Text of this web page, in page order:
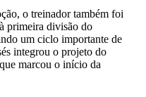
o treinador também foi
primeira divisão do
um ciclo importante de
integrou o projeto do
marcou o início da